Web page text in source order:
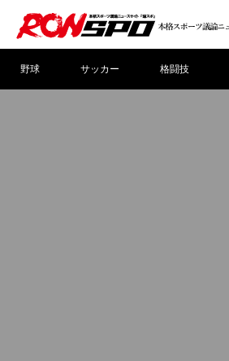
野球 サッカー 格闘技